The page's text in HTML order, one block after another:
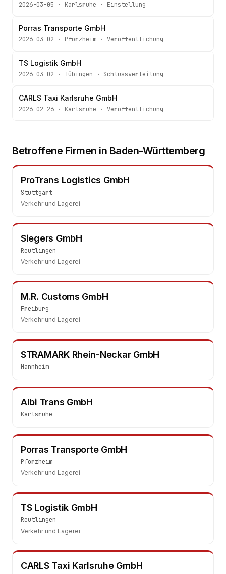
2026-03-05 · Karlsruhe · Einstellung
Porras Transporte GmbH
2026-03-02 · Pforzheim · Veröffentlichung
TS Logistik GmbH
2026-03-02 · Tübingen · Schlussverteilung
CARLS Taxi Karlsruhe GmbH
2026-02-26 · Karlsruhe · Veröffentlichung
Betroffene Firmen in Baden-Württemberg
ProTrans Logistics GmbH
Stuttgart
Verkehr und Lagerei
Siegers GmbH
Reutlingen
Verkehr und Lagerei
M.R. Customs GmbH
Freiburg
Verkehr und Lagerei
STRAMARK Rhein-Neckar GmbH
Mannheim
Albi Trans GmbH
Karlsruhe
Porras Transporte GmbH
Pforzheim
Verkehr und Lagerei
TS Logistik GmbH
Reutlingen
Verkehr und Lagerei
CARLS Taxi Karlsruhe GmbH